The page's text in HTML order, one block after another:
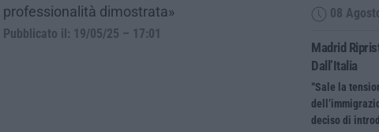
professionalità dimostrata»
Pubblicato il: 19/05/25 – 17:01
08
Madrid
Dall’Italia
“Sale la
deciso di